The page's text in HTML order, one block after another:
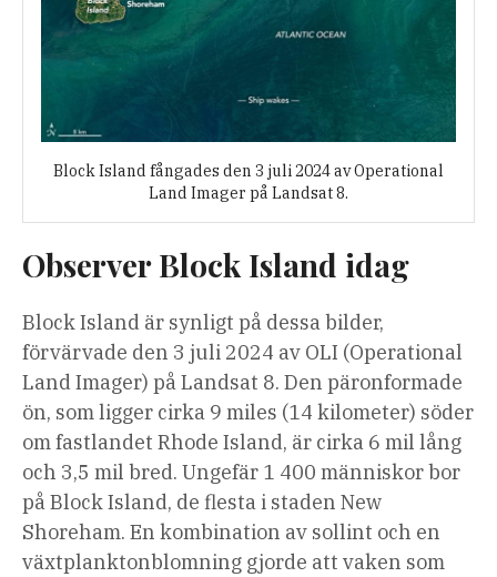
Block Island fångades den 3 juli 2024 av Operational
Land Imager på Landsat 8.
Observer Block Island idag
Block Island är synligt på dessa bilder,
förvärvade den 3 juli 2024 av OLI (Operational
Land Imager) på Landsat 8. Den päronformade
ön, som ligger cirka 9 miles (14 kilometer) söder
om fastlandet Rhode Island, är cirka 6 mil lång
och 3,5 mil bred. Ungefär 1 400 människor bor
på Block Island, de flesta i staden New
Shoreham. En kombination av sollint och en
växtplanktonblomning gjorde att vaken som